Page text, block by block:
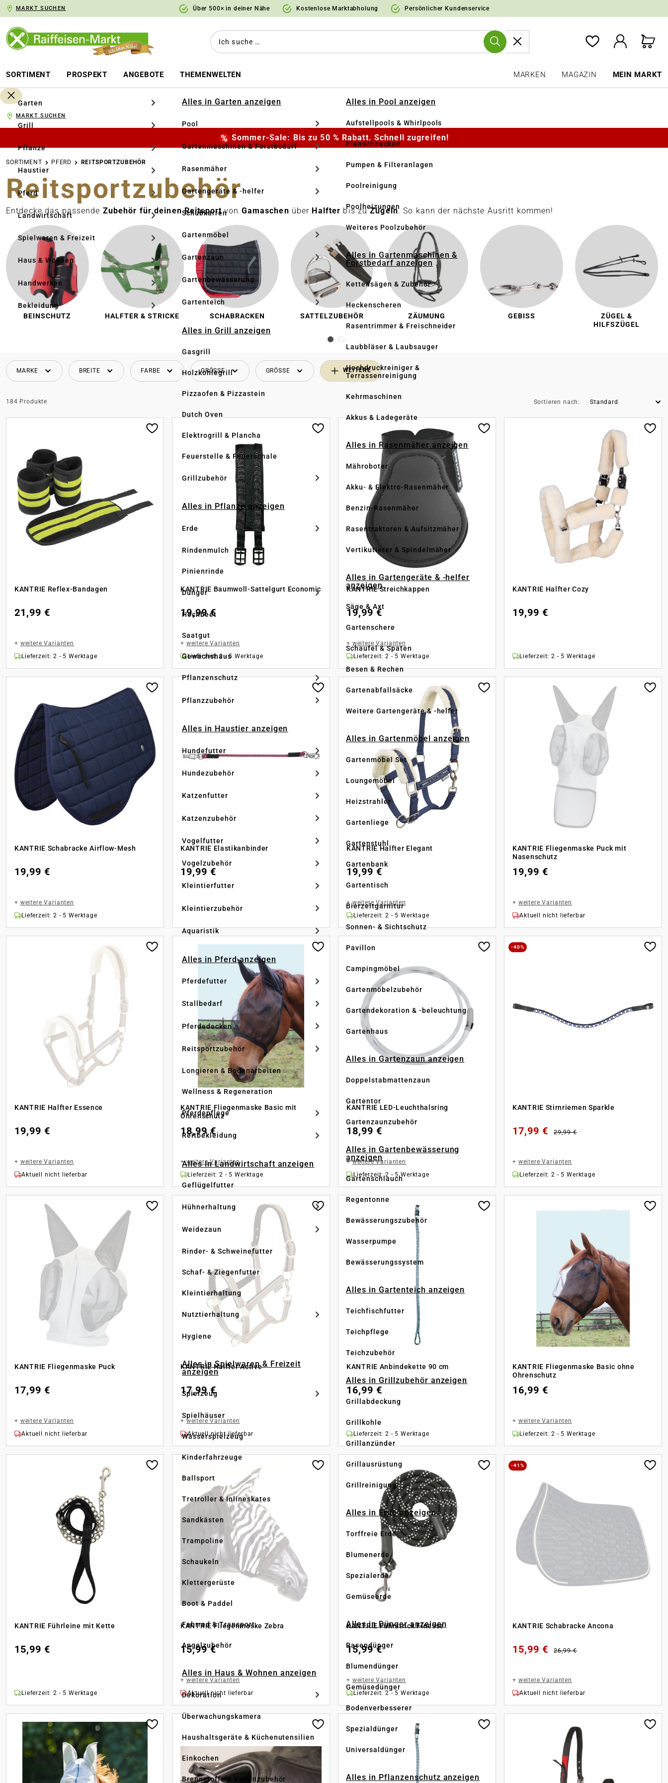
Zur Hauptnavigation springen
MARKT SUCHEN Über 500× in deiner Nähe Kostenlose Marktabholung Persönlicher Kundenservice
SORTIMENT PROSPEKT ANGEBOTE THEMENWELTEN MARKEN MAGAZIN MEIN MARKT
Garten
Grill
Pflanze
Haustier
Pferd
Landwirtschaft
Spielwaren & Freizeit
Haus & Wohnen
Handwerken
Bekleidung
Alles in Garten anzeigen
Pool
Gartenmaschinen & Forstbedarf
Rasenmäher
Gartengeräte & -helfer
Schubkarren
Gartenmöbel
Gartenzaun
Gartenbewässerung
Gartenteich
Alles in Grill anzeigen
Gasgrill
Holzkohlegrill
Pizzaofen & Pizzastein
Dutch Oven
Elektrogrill & Plancha
Feuerstelle & Feuerschale
Grillzubehör
Alles in Pflanze anzeigen
Erde
Rindenmulch
Pinienrinde
Dünger
Hochbeet
Saatgut
Gewächshaus
Pflanzenschutz
Pflanzzubehör
Alles in Haustier anzeigen
Hundefutter
Hundezubehör
Katzenfutter
Katzenzubehör
Vogelfutter
Vogelzubehör
Kleintierfutter
Kleintierzubehör
Aquaristik
Alles in Pferd anzeigen
Pferdefutter
Stallbedarf
Pferdedecken
Reitsportzubehör
Longieren & Bodenarbeiten
Wellness & Regeneration
Pferdepflege
Reitbekleidung
Alles in Landwirtschaft anzeigen
Geflügelfutter
Hühnerhaltung
Weidezaun
Rinder- & Schweinefutter
Schaf- & Ziegenfutter
Kleintierhaltung
Nutztierhaltung
Hygiene
Alles in Spielwaren & Freizeit
anzeigen
Spielzeug
Spielhäuser
Wasserspielzeug
Kinderfahrzeuge
Ballsport
Tretroller & Inlineskates
Sandkästen
Trampoline
Schaukeln
Klettergerüste
Boot & Paddel
Fahrrad & Transport
Angelzubehör
Alles in Haus & Wohnen anzeigen
Dekoration
Überwachungskamera
Haushaltsgeräte & Küchenutensilien
Einkochen
Brennstoffe & Kaminzubehör
Alles in Pool anzeigen
Aufstellpools & Whirlpools
Planschbecken
Pumpen & Filteranlagen
Poolreinigung
Poolheizungen
Weiteres Poolzubehör
Alles in Gartenmaschinen &
Forstbedarf anzeigen
Kettensägen & Zubehör
Heckenscheren
Rasentrimmer & Freischneider
Laubbläser & Laubsauger
Hochdruckreiniger &
Terrassenreinigung
Kehrmaschinen
Akkus & Ladegeräte
Alles in Rasenmäher anzeigen
Mähroboter
Akku- & Elektro-Rasenmäher
Benzin-Rasenmäher
Rasentraktoren & Aufsitzmäher
Vertikutierer & Spindelmäher
Alles in Gartengeräte & -helfer
anzeigen
Säge & Axt
Gartenschere
Schaufel & Spaten
Besen & Rechen
Gartenabfallsäcke
Weitere Gartengeräte & -helfer
Alles in Gartenmöbel anzeigen
Gartenmöbel Set
Loungemöbel
Heizstrahler
Gartenliege
Gartenstuhl
Gartenbank
Gartentisch
Bierzeltgarnitur
Sonnen- & Sichtschutz
Pavillon
Campingmöbel
Gartenmöbelzubehör
Gartendekoration & -beleuchtung
Gartenhaus
Alles in Gartenzaun anzeigen
Doppelstabmattenzaun
Gartentor
Gartenzaunzubehör
Alles in Gartenbewässerung
anzeigen
Gartenschlauch
Regentonne
Bewässerungszubehör
Wasserpumpe
Bewässerungssystem
Alles in Gartenteich anzeigen
Teichfischfutter
Teichpflege
Teichzubehör
Alles in Grillzubehör anzeigen
Grillabdeckung
Grillkohle
Grillanzünder
Grillausrüstung
Grillreinigung
Alles in Erde anzeigen
Torffreie Erde
Blumenerde
Spezialerde
Gemüseerde
Alles in Dünger anzeigen
Rasendünger
Blumendünger
Gemüsedünger
Bodenverbesserer
Spezialdünger
Universaldünger
Alles in Pflanzenschutz anzeigen
MARKT SUCHEN
Sommer-Sale: Bis zu 50 % Rabatt. Schnell zugreifen!
SORTIMENT PFERD REITSPORTZUBEHÖR
Reitsportzubehör
Entdecke das passende Zubehör für deinen Reitsportvon Gamaschen über Halfter bis zuZügeln. So kann der nächste Ausritt kommen!
BEINSCHUTZ HALFTER & STRICKE SCHABRACKEN SATTELZUBEHÖR ZÄUMUNG GEBISS
ZÜGEL &
HILFSZÜGEL
MARKE BREITE FARBE GRÖSSE GRÖSSE WEITERE
184 Produkte Sortieren nach:
KANTRIE Reflex-Bandagen
21,99 €
+ weitere Varianten
Lieferzeit: 2 - 5 Werktage
KANTRIE Baumwoll-Sattelgurt Economic
19,99 €
+ weitere Varianten
Lieferzeit: 2 - 5 Werktage
KANTRIE Streichkappen
19,99 €
+ weitere Varianten
Lieferzeit: 2 - 5 Werktage
KANTRIE Halfter Cozy
19,99 €
Lieferzeit: 2 - 5 Werktage
KANTRIE Schabracke Airflow-Mesh
19,99 €
+ weitere Varianten
Lieferzeit: 2 - 5 Werktage
KANTRIE Elastikanbinder
19,99 €
KANTRIE Halfter Elegant
19,99 €
+weitere Varianten
Lieferzeit: 2 - 5 Werktage
KANTRIE Fliegenmaske Puck mit
Nasenschutz
19,99 €
+ weitere Varianten
Aktuell nicht lieferbar
KANTRIE Halfter Essence
19,99 €
+ weitere Varianten
Aktuell nicht lieferbar
KANTRIE Fliegenmaske Basic mit
Ohrenschutz
18,99 €
+weitere Varianten
Lieferzeit: 2 - 5 Werktage
KANTRIE LED-Leuchthalsring
18,99 €
+weitere Varianten
Lieferzeit: 2 - 5 Werktage
-40%
KANTRIE Stirnriemen Sparkle
17,99 € 29,99 €
+ weitere Varianten
Lieferzeit: 2 - 5 Werktage
KANTRIE Fliegenmaske Puck
17,99 €
+ weitere Varianten
Aktuell nicht lieferbar
KANTRIE Halfter Active
17,99 €
+ weitere Varianten
Aktuell nicht lieferbar
KANTRIE Anbindekette 90 cm
16,99 €
Lieferzeit: 2 - 5 Werktage
KANTRIE Fliegenmaske Basic ohne
Ohrenschutz
16,99 €
+ weitere Varianten
Lieferzeit: 2 - 5 Werktage
KANTRIE Führleine mit Kette
15,99 €
Lieferzeit: 2 - 5 Werktage
KANTRIE Fliegenmaske Zebra
15,99 €
+ weitere Varianten
Aktuell nicht lieferbar
KANTRIE Führstrick Finesse
15,99 €
+ weitere Varianten
Lieferzeit: 2 - 5 Werktage
-41%
KANTRIE Schabracke Ancona
15,99 € 26,99 €
+ weitere Varianten
Aktuell nicht lieferbar